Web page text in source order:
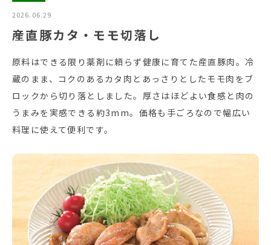
2026.06.29
産直豚カタ・モモ切落し
原料はできる限り薬剤に頼らず健康に育てた産直豚肉。冷
蔵のまま、コクのあるカタ肉とあっさりとしたモモ肉をブ
ロックから切り落としました。厚さはほどよい食感と肉の
うまみを実感できる約3mm。価格も手ごろなので幅広い
料理に使えて便利です。